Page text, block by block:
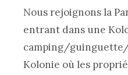
Nous rejoignons la
entrant dans une
camping/guinguette/
Kolonie où les